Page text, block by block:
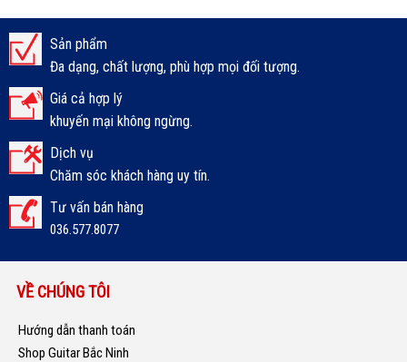
Sản phẩm
Đa dạng, chất lượng, phù hợp mọi đối tượng.
Giá cả hợp lý
khuyến mại không ngừng.
Dịch vụ
Chăm sóc khách hàng uy tín.
Tư vấn bán hàng
036.577.8077
VỀ CHÚNG TÔI
Hướng dẫn thanh toán
Shop Guitar Bắc Ninh